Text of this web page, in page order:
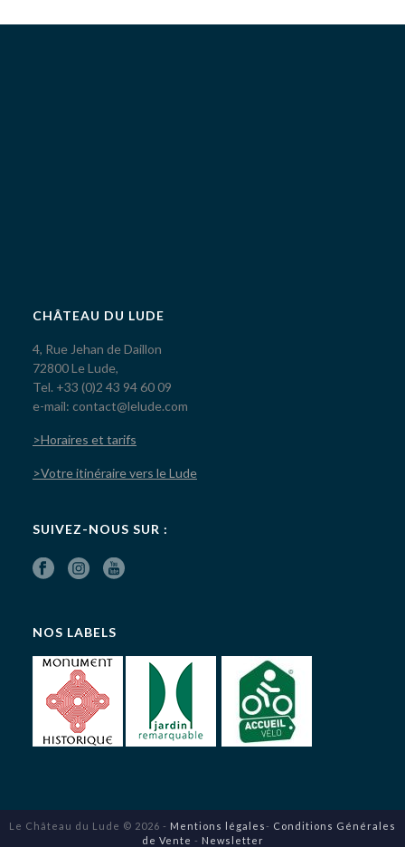
CHÂTEAU DU LUDE
4, Rue Jehan de Daillon
72800 Le Lude,
Tel. +33 (0)2 43 94 60 09
e-mail: contact@lelude.com
>Horaires et tarifs
>Votre itinéraire vers le Lude
SUIVEZ-NOUS SUR :
NOS LABELS
Le Château du Lude © 2026 - Mentions légales- Conditions Générales
de Vente - Newsletter